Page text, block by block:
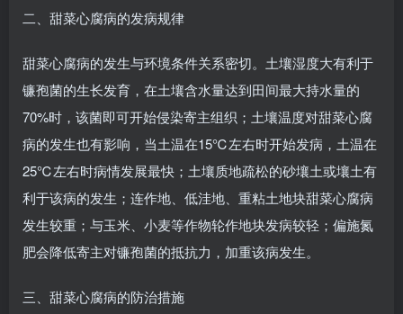
二、甜菜心腐病的发病规律
甜菜心腐病的发生与环境条件关系密切。土壤湿度大有利于
镰孢菌的生长发育，在土壤含水量达到田间最大持水量的
70%时，该菌即可开始侵染寄主组织；土壤温度对甜菜心腐
病的发生也有影响，当土温在15℃左右时开始发病，土温在
25℃左右时病情发展最快；土壤质地疏松的砂壤土或壤土有
利于该病的发生；连作地、低洼地、重粘土地块甜菜心腐病
发生较重；与玉米、小麦等作物轮作地块发病较轻；偏施氮
肥会降低寄主对镰孢菌的抵抗力，加重该病发生。
三、甜菜心腐病的防治措施